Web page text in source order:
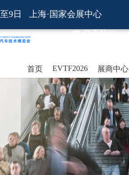
9日 上海·国家会展中心
联系我们
首页 EVTF2026 展商中心